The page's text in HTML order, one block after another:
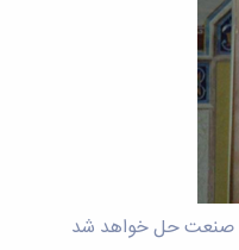
صنعت حل خواهد شد